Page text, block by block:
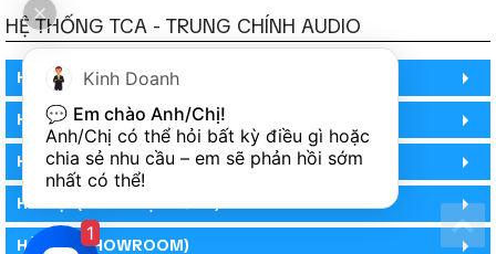
HỆ THỐNG TCA - TRUNG CHÍNH AUDIO
HỒ CHÍ MINH
HỒ CHÍ MINH
HỒ CHÍ MINH (PHÒNG BẢO HÀNH)
HÀ NỘI (DEMO HỆ THỐNG)
HÀ NỘI (SHOWROOM)
Kinh Doanh
💬 Em chào Anh/Chị!
Anh/Chị có thể hỏi bất kỳ điều gì hoặc
chia sẻ nhu cầu – em sẽ phản hồi sớm
nhất có thể!
1